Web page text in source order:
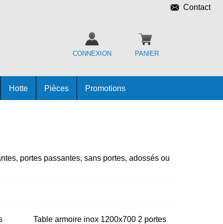
Contact
CONNEXION PANIER
Hotte Pièces Promotions
portes passantes, sans portes, adossés ou
Table armoire inox 1200x700 2 portes